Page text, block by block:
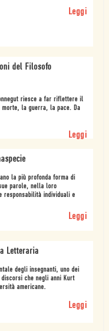
Leggi
del Filosofo
riesce a far riflettere il
la guerra, la pace. Da
Leggi
la più profonda forma di
parole, nella loro
individuali e
Leggi
Letteraria
degli insegnanti, uno dei
che negli anni Kurt
americane.
Leggi